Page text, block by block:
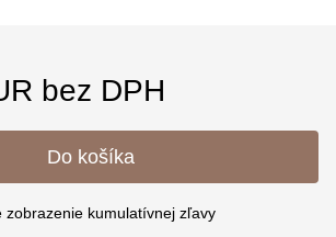
bez DPH
Do košíka
zobrazenie kumulatívnej zľavy